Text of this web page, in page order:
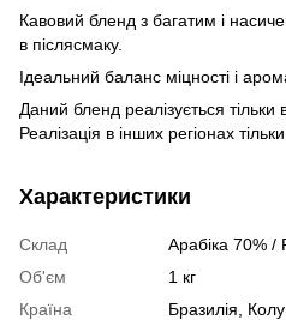
Кавовий бленд з багатим і
в післясмаку.
Ідеальний баланс міцності і
Даний бленд реалізується тільки в
Реалізація в інших регіонах
Характеристики
Склад
Арабіка 70% /
Об'єм
1 кг
Країна
Бразилія,